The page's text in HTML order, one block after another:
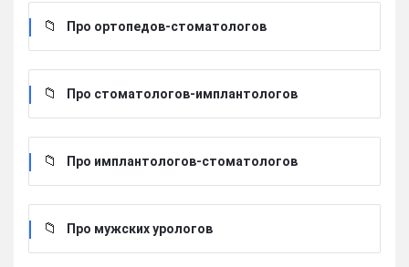
Про ортопедов-стоматологов
Про стоматологов-имплантологов
Про имплантологов-стоматологов
Про мужских урологов